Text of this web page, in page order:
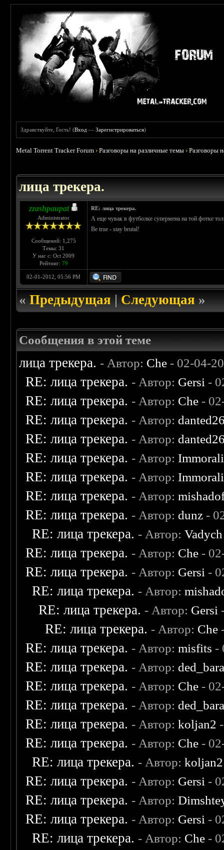
Здравствуйте, Гость! (Вход —Зарегистрироваться)
Metal Torrent Tracker Forum ›Разговоры на различные темы ›Разговоры
лица трекера.
zzashpaupat
Administrator
Сообщений: 1,275
Темы: 31
У нас с: Oct 2009
Рейтинг: 79
RE: лица трекера.
А еще чувак в футболке супермена на той фотке
Be true - stay brutal!
02-01-2012, 05:56 PM
«Предыдущая|Следующая»
Сообщения в этой теме
лица трекера. - Автор: Che - 02-04-
RE: лица трекера. - Автор: Gersi -
RE: лица трекера. - Автор: Che -
RE: лица трекера. - Автор:
RE: лица трекера. - Автор:
RE: лица трекера. - Автор:
RE: лица трекера. - Автор:
RE: лица трекера. - Автор:
RE: лица трекера. - Автор: dunz -
RE: лица трекера. - Автор:Vadych
RE: лица трекера. - Автор: Che -
RE: лица трекера. - Автор: Gersi -
RE: лица трекера. - Автор:
RE: лица трекера. - Автор: Gersi
RE: лица трекера. - Автор: Che
RE: лица трекера. - Автор:misfits -
RE: лица трекера. - Автор:
RE: лица трекера. - Автор: Che -
RE: лица трекера. - Автор:
RE: лица трекера. - Автор:koljan2
RE: лица трекера. - Автор: Che -
RE: лица трекера. - Автор:koljan2
RE: лица трекера. - Автор: Gersi -
RE: лица трекера. - Автор:
RE: лица трекера. - Автор: Gersi -
RE: лица трекера. - Автор: Che -